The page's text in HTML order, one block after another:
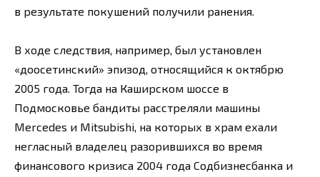
в результате покушений получили ранения.
В ходе следствия, например, был установлен
«доосетинский» эпизод, относящийся к октябрю
2005 года. Тогда на Каширском шоссе в
Подмосковье бандиты расстреляли машины
Mercedes и Mitsubishi, на которых в храм ехали
негласный владелец разорившихся во время
финансового кризиса 2004 года Содбизнесбанка и